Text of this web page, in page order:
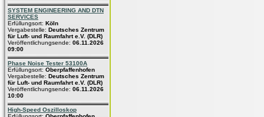
SYSTEM ENGINEERING AND DTN
SERVICES
Erfüllungsort: Köln
Vergabestelle: Deutsches Zentrum
für Luft- und Raumfahrt e.V. (DLR)
Veröffentlichungsende: 06.11.2026
09:00
Phase Noise Tester 53100A
Erfüllungsort: Oberpfaffenhofen
Vergabestelle: Deutsches Zentrum
für Luft- und Raumfahrt e.V. (DLR)
Veröffentlichungsende: 06.11.2026
10:00
High-Speed Oszilloskop